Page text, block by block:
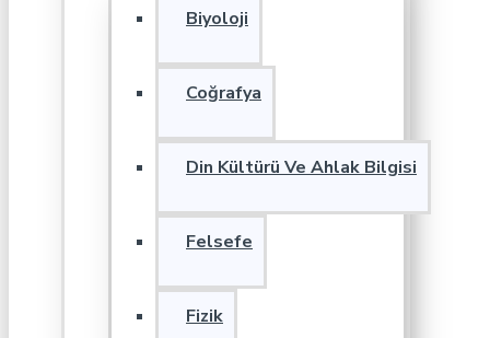
Biyoloji
Coğrafya
Din Kültürü Ve Ahlak Bilgisi
Felsefe
Fizik